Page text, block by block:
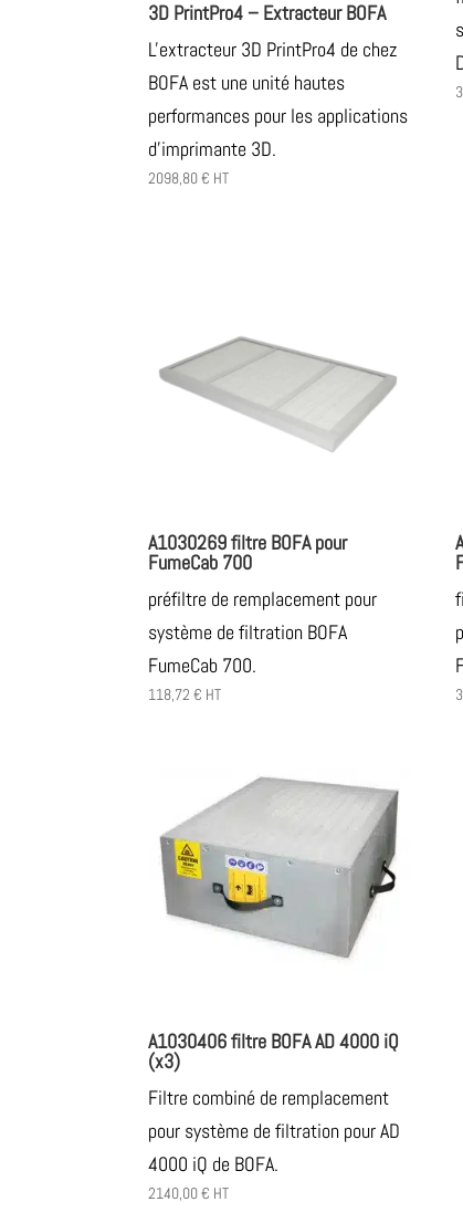
3D PrintPro4 – Extracteur BOFA
L'extracteur 3D PrintPro4 de chez
BOFA est une unité hautes
performances pour les applications
d'imprimante 3D.
2098,80€ HT
A1030269 filtre BOFA pour
FumeCab 700
préfiltre de remplacement pour
système de filtration BOFA
FumeCab 700.
118,72€ HT
A1030406 filtre BOFA AD 4000 iQ
(x3)
Filtre combiné de remplacement
pour système de filtration pour AD
4000 iQ de BOFA.
2140,00€ HT